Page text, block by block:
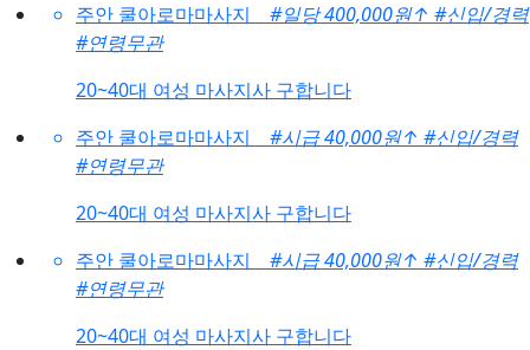
주안 쿨아로마마사지
#일당 400,000원↑ #신입/경력
#연령무관
20~40대 여성 마사지사 구합니다
주안 쿨아로마마사지
#시급 40,000원↑ #신입/경력
#연령무관
20~40대 여성 마사지사 구합니다
주안 쿨아로마마사지
#시급 40,000원↑ #신입/경력
#연령무관
20~40대 여성 마사지사 구합니다